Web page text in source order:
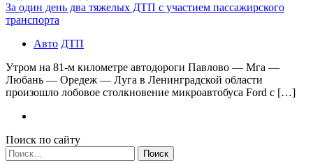
За один день два тяжелых ДТП с участием пассажирского
транспорта
Авто ДТП
Утром на 81-м километре автодороги Павлово — Мга —
Любань — Оредеж — Луга в Ленинградской области
произошло лобовое столкновение микроавтобуса Ford с […]
Поиск по сайту
Найти: